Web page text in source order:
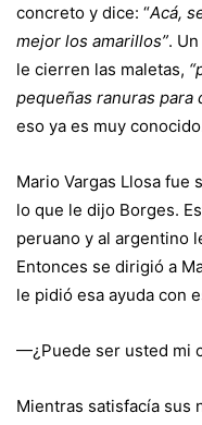
concreto y dice: “Acá,
mejor los amarillos”.
le cierren las maletas,
pequeñas ranuras para
eso ya es muy
Mario Vargas Llosa fue
lo que le dijo Borges.
peruano y al argentino
Entonces se dirigió a
le pidió esa ayuda con
—¿Puede ser usted mi
Mientras satisfacía sus